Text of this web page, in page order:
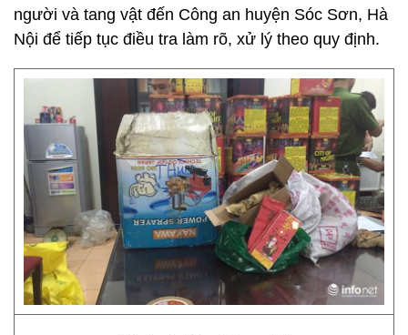
người và tang vật đến Công an huyện Sóc Sơn, Hà
Nội để tiếp tục điều tra làm rõ, xử lý theo quy định.